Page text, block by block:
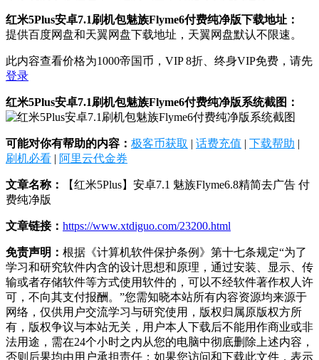
红米5Plus安卓7.1刷机包魅族Flyme6付费纯净版下载地址：
提供百度网盘和天翼网盘下载地址，天翼网盘默认不限速。
此内容查看价格为1000帝国币，VIP 8折、终身VIP免费，请先
登录
红米5Plus安卓7.1刷机包魅族Flyme6付费纯净版系统截图：
可能对你有帮助的内容： 极客币获取 | 话费充值 | 下载帮助 |
刷机必看 | 阿里云代金券
文章名称：
【红米5Plus】安卓7.1 魅族Flyme6.8精简去广告 付
费纯净版
文章链接： https://www.xtdiguo.com/23200.html
免责声明： 根据《计算机软件保护条例》第十七条规定“为了
学习和研究软件内含的设计思想和原理，通过安装、显示、传
输或者存储软件等方式使用软件的，可以不经软件著作权人许
可，不向其支付报酬。”您需知晓本站所有内容资源均来源于
网络，仅供用户交流学习与研究使用，版权归属原版权方所
有，版权争议与本站无关，用户本人下载后不能用作商业或非
法用途，需在24个小时之内从您的电脑中彻底删除上述内容，
否则后果均由用户承担责任；如果您访问和下载此文件，表示